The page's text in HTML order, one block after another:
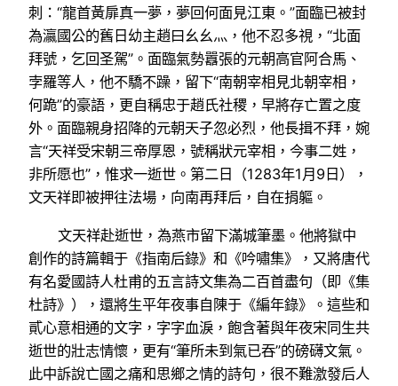
刺：“龍首黃扉真一夢，夢回何面見江東。”面臨已被封
為瀛國公的舊日幼主趙曰幺幺灬，他不忍多視，“北面
拜號，乞回圣駕”。面臨氣勢囂張的元朝高官阿合馬、
孛羅等人，他不驕不躁，留下“南朝宰相見北朝宰相，
何跪”的豪語，更自稱忠于趙氏社稷，早將存亡置之度
外。面臨親身招降的元朝天子忽必烈，他長揖不拜，婉
言“天祥受宋朝三帝厚恩，號稱狀元宰相，今事二姓，
非所愿也”，惟求一逝世。第二日（1283年1月9日），
文天祥即被押往法場，向南再拜后，自在捐軀。
文天祥赴逝世，為燕市留下滿城筆墨。他將獄中
創作的詩篇輯于《指南后錄》和《吟嘯集》，又將唐代
有名愛國詩人杜甫的五言詩文集為二百首盡句（即《集
杜詩》），還將生平年夜事自陳于《編年錄》。這些和
貳心意相通的文字，字字血淚，飽含著與年夜宋同生共
逝世的壯志情懷，更有“筆所未到氣已吞”的磅礴文氣。
此中訴說亡國之痛和思鄉之情的詩句，很不難激發后人